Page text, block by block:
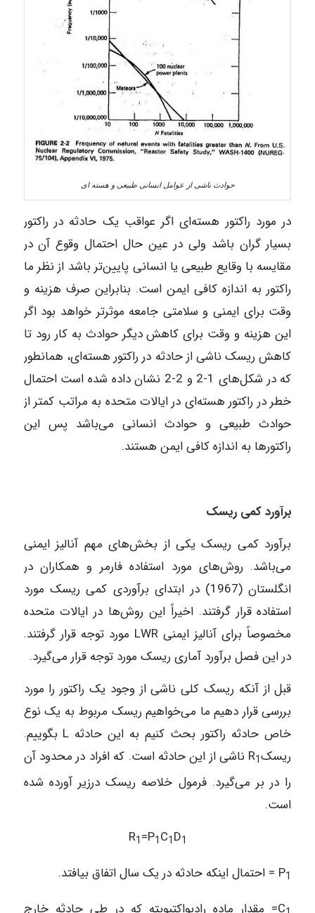
حوادث ناشی از عوامل انسانی طبیعی و هسته ای
در مورد راکتور هسته‌ای اگر عواقب یک حادثه در راکتور
بسیار گران باشد ولی در عین حال احتمال وقوع آن در
مقایسه با وقایع طبیعی یا انسانی پایین‌تر باشد از نظر ما
راکتور به اندازه کافی ایمن است. بنابراین صرف هزینه و
وقت برای ایمنی و سلامتی جامعه موثرتر خواهد بود اگر
این هزینه و وقت برای کاهش دیگر حوادث به کار رود تا
کاهش ریسک ناشی از حادثه در راکتور هسته‌ای، همانطور
که در شکل‌های 1-2 و 2-2 نشان داده شده است احتمال
خطر در راکتور هسته‌ای در ایالات متحده به مراتب کمتر از
حوادث طبیعی و حوادث انسانی می‌باشد پس این
راکتورها به اندازه کافی ایمن هستند.
برآورد کمی ریسک
برآورد کمی ریسک یکی از بخش‌های مهم آنالیز ایمنی
می‌باشد. روش‌های مورد استفاده فارمر و همکاران در
انگلستان (1967) در ابتدای برآوردی کمی ریسک مورد
استفاده قرار گرفتند. اخیراً این روش‌ها در ایالات متحده
مخصوصاً برای آنالیز ایمنی LWR مورد توجه قرار گرفتند.
در این فصل برآورد آماری ریسک مورد توجه قرار می‌‌گیرد.
قبل از آنکه ریسک کلی ناشی از وجود یک راکتور را مورد
بررسی قرار دهیم ما می‌خواهیم ریسک مربوط به یک نوع
خاص حادثه راکتور بحث کنیم به این حادثه‌ L بگوییم.
ریسکR1
ناشی از این حادثه است. که افراد در محدود آن
را در بر می‌گیرد. فرمول خلاصه ریسک درزیر آورده شده
است.
R1=P1C1D1
P1
= احتمال اینکه حادثه در یک سال اتفاق بیافتد.
C= مقدار ماده رادیواکتیویته که در طی حادثه خارج